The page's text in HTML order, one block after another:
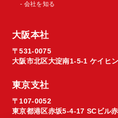
- 会社を知る
大阪本社
〒531-0075
大阪市北区大淀南1-5-1 ケイヒ
東京支社
〒107-0052
東京都港区赤坂5-4-17 SCビル